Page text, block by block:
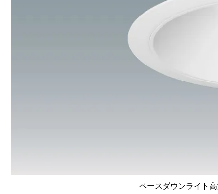
ベースダウンライト